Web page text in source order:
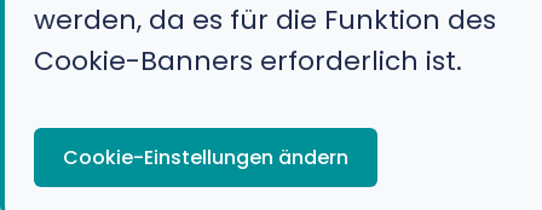
werden, da es für die Funktion des
Cookie-Banners erforderlich ist.
Cookie-Einstellungen ändern